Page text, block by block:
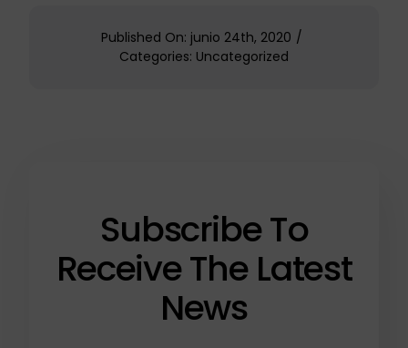
Published On: junio 24th, 2020 /
Categories: Uncategorized
Subscribe To
Receive The Latest
News